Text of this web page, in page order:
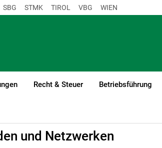
SBG STMK TIROL VBG WIEN
Recht & Steuer Betriebsführung
und Netzwerken